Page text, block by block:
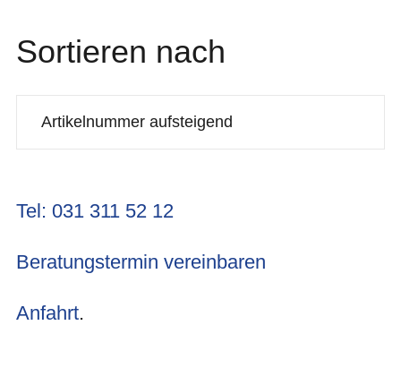
Jet
Sortieren nach
Tel: 031 311 52 12
Beratungstermin vereinbaren
Anfahrt.